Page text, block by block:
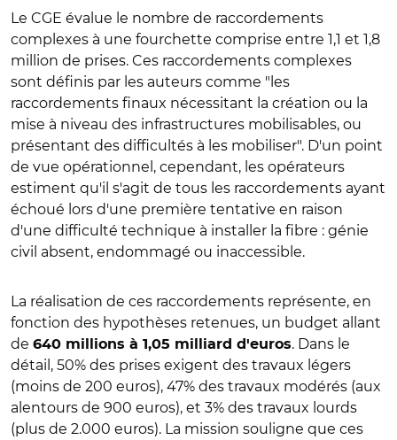
Le CGE évalue le nombre de raccordements
complexes à une fourchette comprise entre 1,1 et 1,8
million de prises. Ces raccordements complexes
sont définis par les auteurs comme "les
raccordements finaux nécessitant la création ou la
mise à niveau des infrastructures mobilisables, ou
présentant des difficultés à les mobiliser". D'un point
de vue opérationnel, cependant, les opérateurs
estiment qu'il s'agit de tous les raccordements ayant
échoué lors d'une première tentative en raison
d'une difficulté technique à installer la fibre : génie
civil absent, endommagé ou inaccessible.
La réalisation de ces raccordements représente, en
fonction des hypothèses retenues, un budget allant
de 640 millions à 1,05 milliard d'euros. Dans le
détail, 50% des prises exigent des travaux légers
(moins de 200 euros), 47% des travaux modérés (aux
alentours de 900 euros), et 3% des travaux lourds
(plus de 2.000 euros). La mission souligne que ces